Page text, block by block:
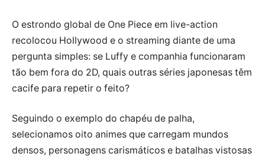
O estrondo global de One Piece em live-action
recolocou Hollywood e o streaming diante de uma
pergunta simples: se Luffy e companhia funcionaram
tão bem fora do 2D, quais outras séries japonesas têm
cacife para repetir o feito?
Seguindo o exemplo do chapéu de palha,
selecionamos oito animes que carregam mundos
densos, personagens carismáticos e batalhas vistosas